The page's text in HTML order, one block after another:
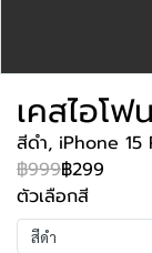
เคสไอโ
สีดำ, iPhone 15
฿999฿299
ตัวเลือกสี
สีดำ